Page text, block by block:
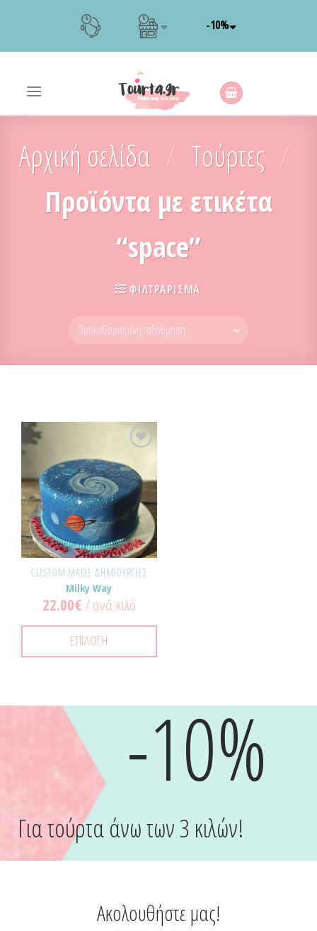
-10%
Αρχική σελίδα / Τούρτες /
Προϊόντα με ετικέτα
“space”
ΦΙΛΤΡΆΡΙΣΜΑ
Προσθήκη
στα
Αγαπημένα!
CUSTOM MADE ΔΗΜΙΟΥΡΓΊΕΣ
Milky Way
22.00€/ ανά κιλό
ΕΠΙΛΟΓΉ
-10%
Για τούρτα άνω των 3 κιλών!
Ακολουθήστε μας!